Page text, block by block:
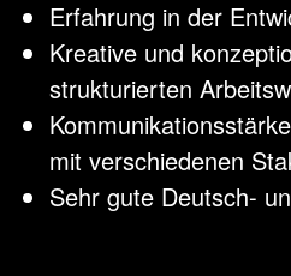
Erfahrung in der
Kreative und
strukturierten
mit verschiedenen
Sehr gute Deutsch-